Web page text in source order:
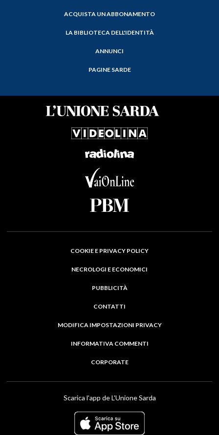
ACQUISTA UN ABBONAMENTO
LA BIBLIOTECA DELL'IDENTITÀ
ANNUNCI
PAGINE SARDE
COOKIE E PRIVACY POLICY
NECROLOGI E ECONOMICI
PUBBLICITÀ
CONTATTI
MODIFICA IMPOSTAZIONI PRIVACY
INFORMATIVA COMMENTI
CORPORATE
Scarica l'app de L'Unione Sarda